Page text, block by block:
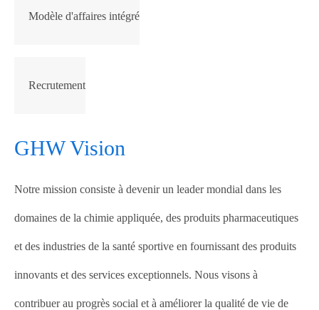
Modèle d'affaires intégré
Recrutement
GHW Vision
Notre mission consiste à devenir un leader mondial dans les
domaines de la chimie appliquée, des produits pharmaceutiques
et des industries de la santé sportive en fournissant des produits
innovants et des services exceptionnels. Nous visons à
contribuer au progrès social et à améliorer la qualité de vie de